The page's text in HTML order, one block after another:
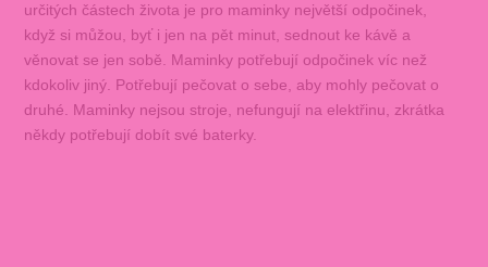
určitých částech života je pro maminky největší odpočinek,
když si můžou, byť i jen na pět minut, sednout ke kávě a
věnovat se jen sobě. Maminky potřebují odpočinek víc než
kdokoliv jiný. Potřebují pečovat o sebe, aby mohly pečovat o
druhé. Maminky nejsou stroje, nefungují na elektřinu, zkrátka
někdy potřebují dobít své baterky.